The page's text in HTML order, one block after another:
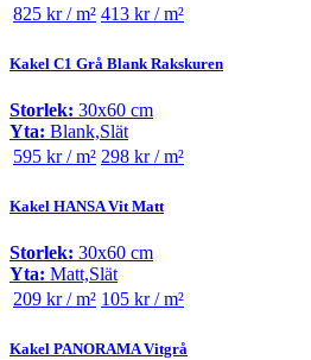
825 kr / m² 413 kr / m²
Kakel C1 Grå Blank Rakskuren
Storlek: 30x60 cm
Yta: Blank,Slät
595 kr / m² 298 kr / m²
Kakel HANSA Vit Matt
Storlek: 30x60 cm
Yta: Matt,Slät
209 kr / m² 105 kr / m²
Kakel PANORAMA Vitgrå